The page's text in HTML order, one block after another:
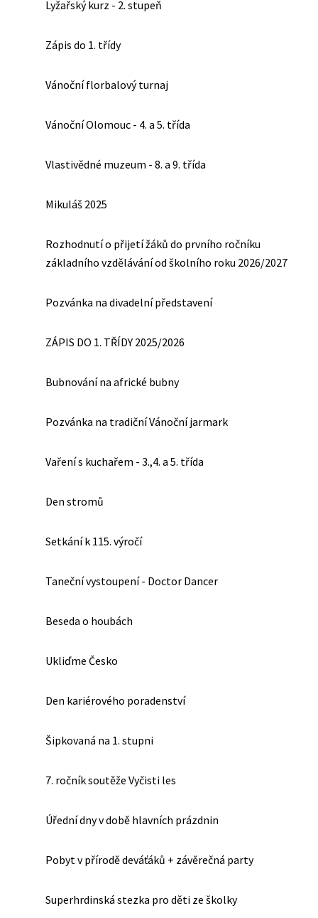
Lyžařský kurz - 2. stupeň
Zápis do 1. třídy
Vánoční florbalový turnaj
Vánoční Olomouc - 4. a 5. třída
Vlastivědné muzeum - 8. a 9. třída
Mikuláš 2025
Rozhodnutí o přijetí žáků do prvního ročníku
základního vzdělávání od školního roku 2026/2027
Pozvánka na divadelní představení
ZÁPIS DO 1. TŘÍDY 2025/2026
Bubnování na africké bubny
Pozvánka na tradiční Vánoční jarmark
Vaření s kuchařem - 3.,4. a 5. třída
Den stromů
Setkání k 115. výročí
Taneční vystoupení - Doctor Dancer
Beseda o houbách
Ukliďme Česko
Den kariérového poradenství
Šipkovaná na 1. stupni
7. ročník soutěže Vyčisti les
Úřední dny v době hlavních prázdnin
Pobyt v přírodě deváťáků + závěrečná party
Superhrdinská stezka pro děti ze školky